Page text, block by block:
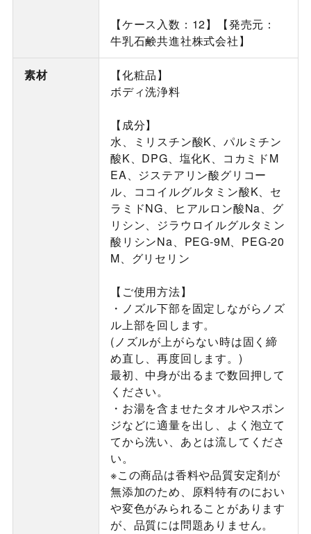
【ケース入数：12】【発売元：
牛乳石鹸共進社株式会社】
素材
【化粧品】
ボディ洗浄料
【成分】
水、ミリスチン酸K、パルミチン
酸K、DPG、塩化K、コカミドM
EA、ジステアリン酸グリコー
ル、ココイルグルタミン酸K、セ
ラミドNG、ヒアルロン酸Na、グ
リシン、ジラウロイルグルタミン
酸リシンNa、PEG-9M、PEG-20
M、グリセリン
【ご使用方法】
・ノズル下部を固定しながらノズ
ル上部を回します。
(ノズルが上がらない時は固く締
め直し、再度回します。)
最初、中身が出るまで数回押して
ください。
・お湯を含ませたタオルやスポン
ジなどに適量を出し、よく泡立て
てから洗い、あとは流してくださ
い。
※この商品は香料や品質安定剤が
無添加のため、原料特有のにおい
や変色がみられることがあります
が、品質には問題ありません。